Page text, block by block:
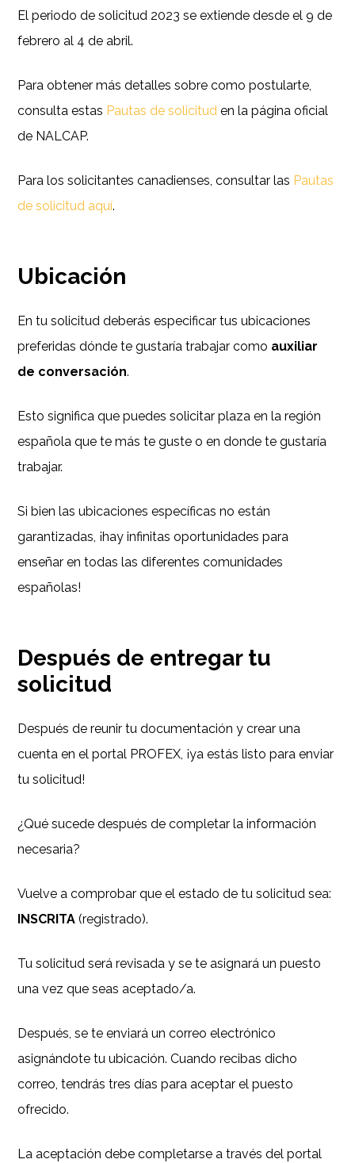
El periodo de solicitud 2023 se extiende desde el 9 de
febrero al 4 de abril.
Para obtener más detalles sobre como postularte,
consulta estas Pautas de solicitud en la página oficial
de NALCAP.
Para los solicitantes canadienses, consultar las Pautas
de solicitud aquí.
Ubicación
En tu solicitud deberás especificar tus ubicaciones
preferidas dónde te gustaría trabajar como auxiliar
de conversación.
Esto significa que puedes solicitar plaza en la región
española que te más te guste o en donde te gustaría
trabajar.
Si bien las ubicaciones específicas no están
garantizadas, ¡hay infinitas oportunidades para
enseñar en todas las diferentes comunidades
españolas!
Después de entregar tu
solicitud
Después de reunir tu documentación y crear una
cuenta en el portal PROFEX, ¡ya estás listo para enviar
tu solicitud!
¿Qué sucede después de completar la información
necesaria?
Vuelve a comprobar que el estado de tu solicitud sea:
INSCRITA (registrado).
Tu solicitud será revisada y se te asignará un puesto
una vez que seas aceptado/a.
Después, se te enviará un correo electrónico
asignándote tu ubicación. Cuando recibas dicho
correo, tendrás tres días para aceptar el puesto
ofrecido.
La aceptación debe completarse a través del portal